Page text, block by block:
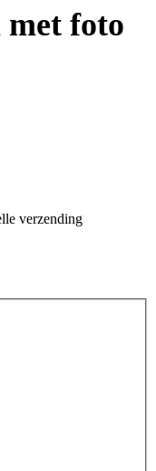
met foto
verzending